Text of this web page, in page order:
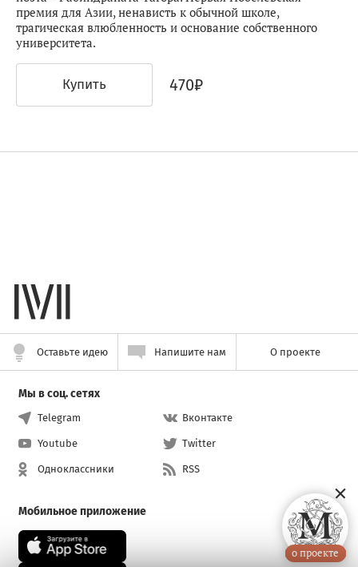
премия для Азии, ненависть к обычной школе,
трагическая влюбленность и основание собственного
университета.
Купить 470₽
Оставьте идею Напишите нам О проекте
Мы в соц. сетях
Telegram Вконтакте
Youtube Twitter
Одноклассники RSS
Мобильное приложение
о проекте